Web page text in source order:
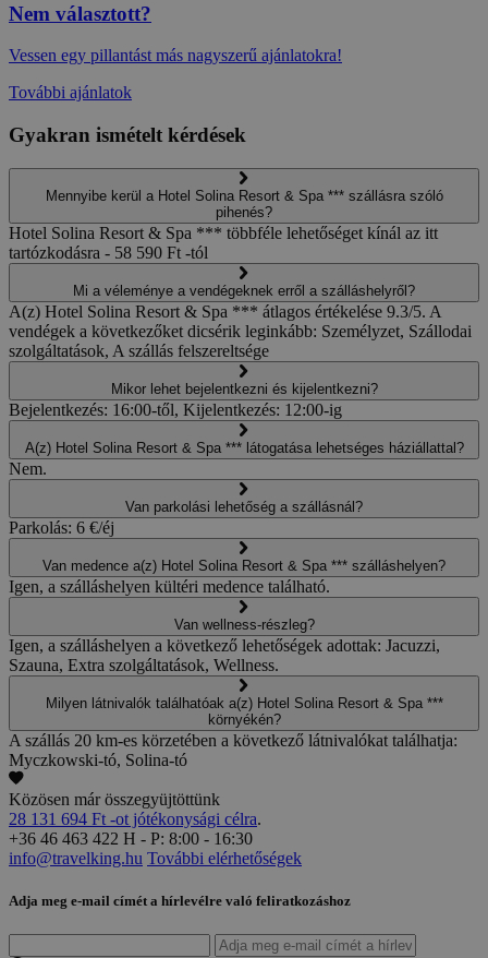
Nem választott?
Vessen egy pillantást más nagyszerű ajánlatokra!
További ajánlatok
Gyakran ismételt kérdések
Mennyibe kerül a Hotel Solina Resort & Spa *** szállásra szóló
pihenés?
Hotel Solina Resort & Spa *** többféle lehetőséget kínál az itt
tartózkodásra - 58 590 Ft -tól
Mi a véleménye a vendégeknek erről a szálláshelyről?
A(z) Hotel Solina Resort & Spa *** átlagos értékelése 9.3/5. A
vendégek a következőket dicsérik leginkább: Személyzet, Szállodai
szolgáltatások, A szállás felszereltsége
Mikor lehet bejelentkezni és kijelentkezni?
Bejelentkezés: 16:00-től, Kijelentkezés: 12:00-ig
A(z) Hotel Solina Resort & Spa *** látogatása lehetséges háziállattal?
Nem.
Van parkolási lehetőség a szállásnál?
Parkolás: 6 €/éj
Van medence a(z) Hotel Solina Resort & Spa *** szálláshelyen?
Igen, a szálláshelyen kültéri medence található.
Van wellness-részleg?
Igen, a szálláshelyen a következő lehetőségek adottak: Jacuzzi,
Szauna, Extra szolgáltatások, Wellness.
Milyen látnivalók találhatóak a(z) Hotel Solina Resort & Spa ***
környékén?
A szállás 20 km-es körzetében a következő látnivalókat találhatja:
Myczkowski-tó, Solina-tó
Közösen már összegyüjtöttünk
28 131 694 Ft -ot jótékonysági célra.
+36 46 463 422 H - P: 8:00 - 16:30
info@travelking.hu További elérhetőségek
Adja meg e-mail címét a hírlevélre való feliratkozáshoz